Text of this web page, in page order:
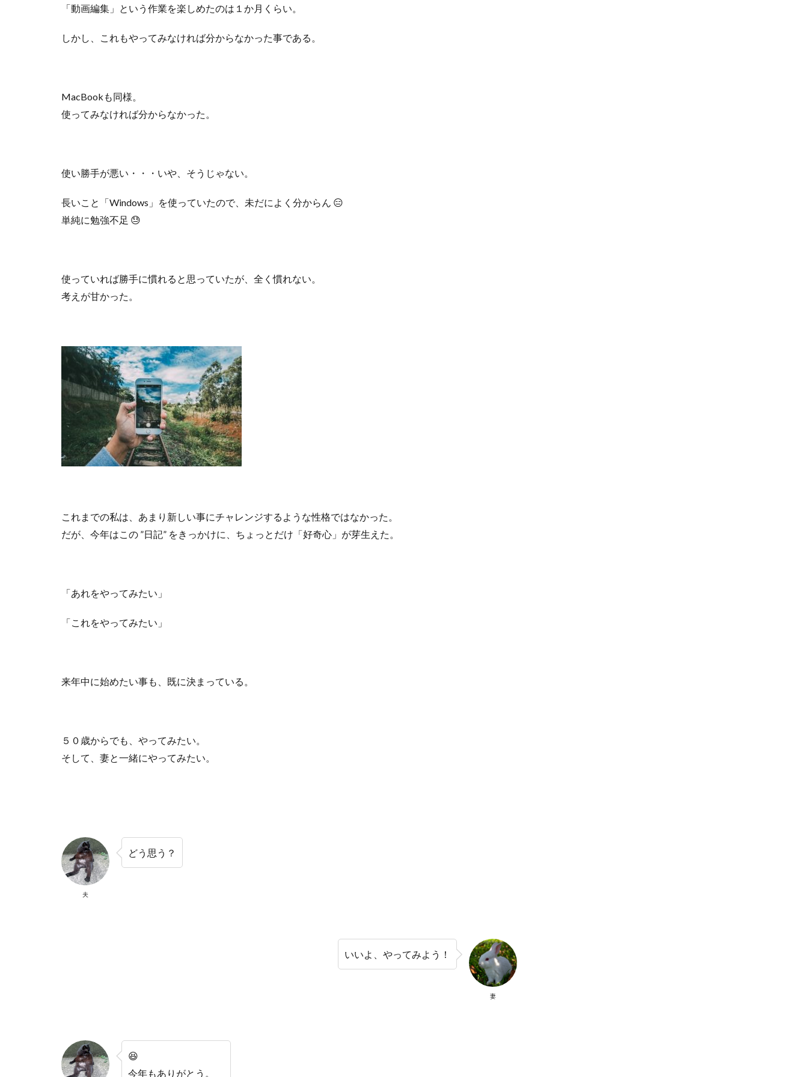
「動画編集」という作業を楽しめたのは１か月くらい。
しかし、これもやってみなければ分からなかった事である。
MacBook も同様。
使ってみなければ分からなかった。
使い勝手が悪い・・・いや、そうじゃない。
長いこと「Windows 」を使っていたので、未だによく分からん 😑
単純に勉強不足 😓
使っていれば勝手に慣れると思っていたが、全く慣れない。
考えが甘かった。
これまでの私は、あまり新しい事にチャレンジするような性格ではなかった。
だが、今年はこの ”日記” をきっかけに、ちょっとだけ「好奇心」が芽生えた。
「あれをやってみたい」
「これをやってみたい」
来年中に始めたい事も、既に決まっている。
５０歳からでも、やってみたい。
そして、妻と一緒にやってみたい。
夫
どう思う？
妻
いいよ、やってみよう！
😆
今年もありがとう。